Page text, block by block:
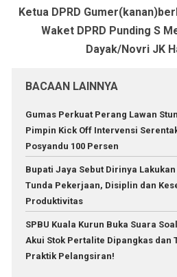
Ketua DPRD
Waket DPRD Punding S
Dayak/Novri JK
BACAAN LAINNYA
Gumas Perkuat Perang Lawan
Pimpin Kick Off Intervensi
Posyandu 100 Persen
Bupati Jaya Sebut Dirinya
Tunda Pekerjaan, Disiplin dan
Produktivitas
SPBU Kuala Kurun Buka Suara
Akui Stok Pertalite Dipangkas dan
Praktik Pelangsiran!